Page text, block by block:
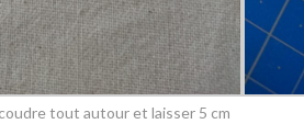
tout autour et laisser 5 cm